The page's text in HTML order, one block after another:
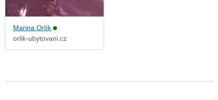
Marina Orlík
orlik-ubytovani.cz